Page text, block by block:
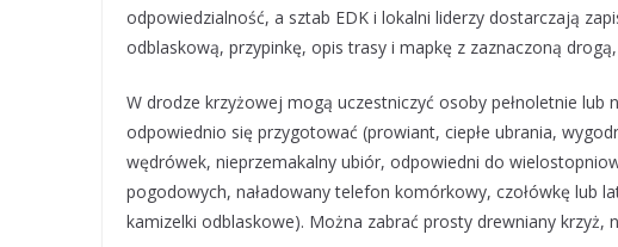
odpowiedzialność, a sztab EDK i lokalni liderzy dostarczają
odblaskową, przypinkę, opis trasy i mapkę z zaznaczoną
W drodze krzyżowej mogą uczestniczyć osoby pełnoletnie
odpowiednio się przygotować (prowiant, ciepłe ubrania,
wędrówek, nieprzemakalny ubiór, odpowiedni do
pogodowych, naładowany telefon komórkowy, czołówkę lub
kamizelki odblaskowe). Można zabrać prosty drewniany krzyż,